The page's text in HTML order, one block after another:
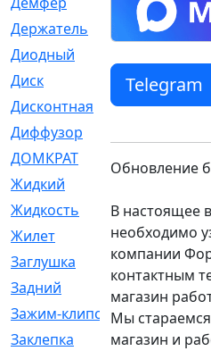
Держатель
[5]
Диодный
Диск
[418]
Дисконтная
[1]
Диффузор
ДОМКРАТ
Жидкий
Жидкость
[80]
Жилет
[1]
Заглушка
[21]
Задний
Зажим-клипса
[1]
Заклепка
[1]
Telegram
Обновление
В настоящее
необходимо
компании
контактным
магазин
Мы
магазин и